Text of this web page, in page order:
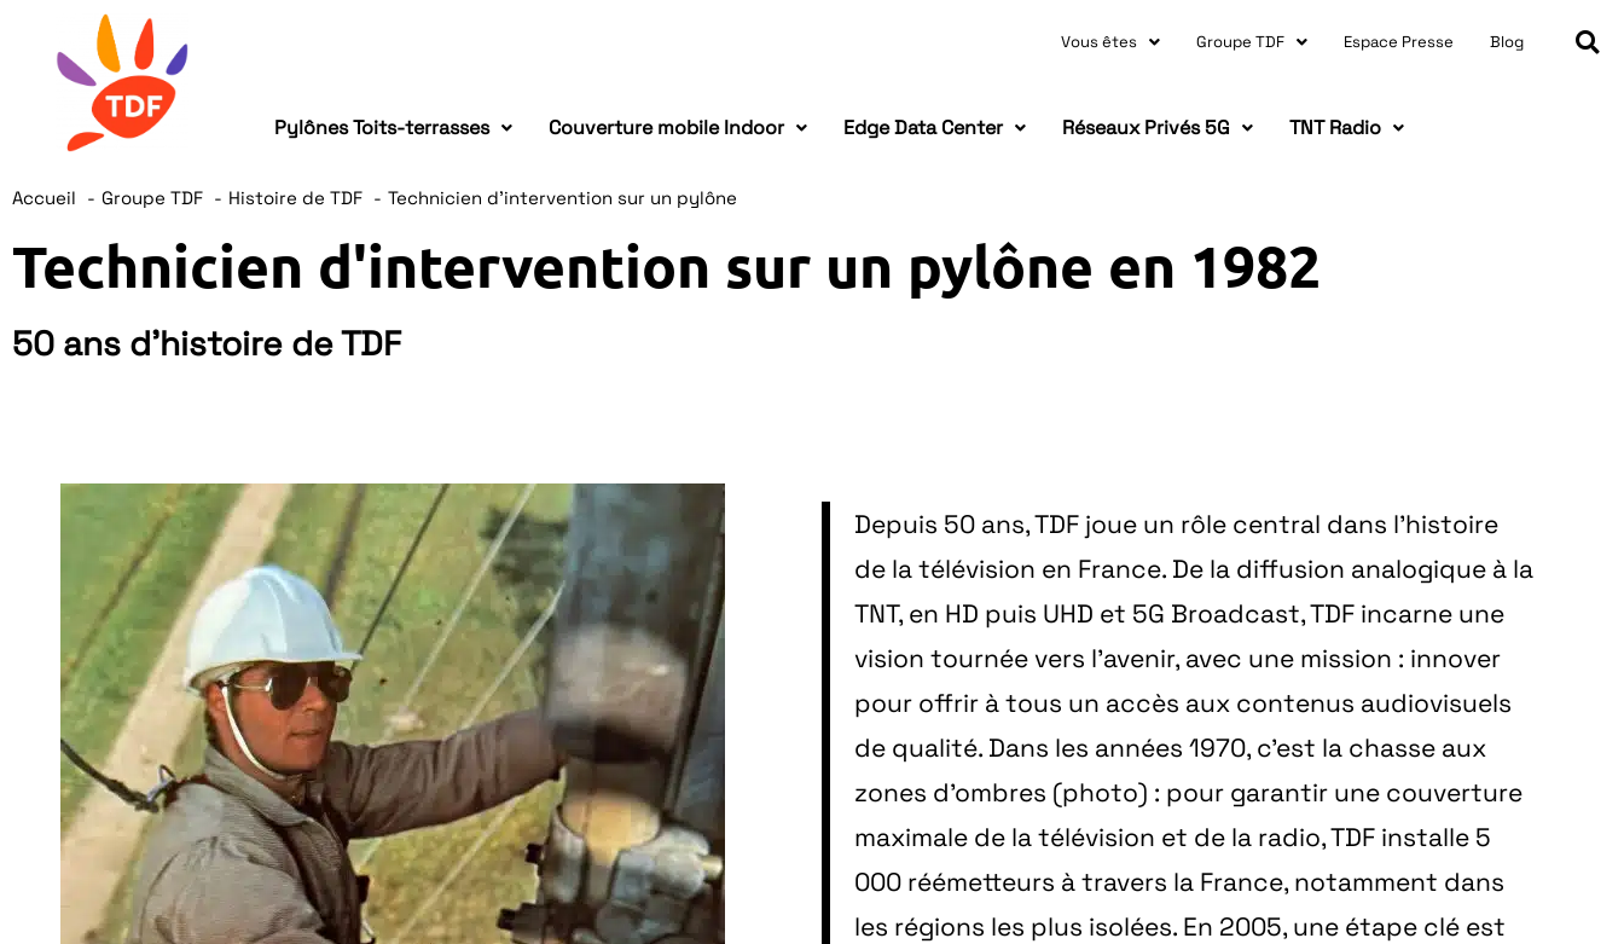
Vous êtes Groupe TDF Espace Presse Blog
Pylônes Toits-terrasses Couverture mobile Indoor Edge Data Center Réseaux Privés 5G TNT Radio
Accueil Groupe TDF Histoire de TDF Technicien d’intervention sur un pylône
Technicien d'intervention sur un pylône en 1982
50 ans d'histoire de TDF
Depuis 50 ans, TDF joue un rôle central dans l’histoire
de la télévision en France. De la diffusion analogique à la
TNT, en HD puis UHD et 5G Broadcast, TDF incarne une
vision tournée vers l’avenir, avec une mission : innover
pour offrir à tous un accès aux contenus audiovisuels
de qualité. Dans les années 1970, c’est la chasse aux
zones d’ombres (photo) : pour garantir une couverture
maximale de la télévision et de la radio, TDF installe 5
000 réémetteurs à travers la France, notamment dans
les régions les plus isolées. En 2005, une étape clé est